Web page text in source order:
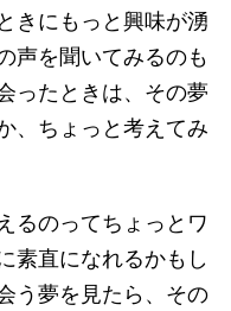
きにもっと興味が湧
声を聞いてみるのも
ったときは、その夢
、ちょっと考えてみ
るのってちょっとワ
素直になれるかもし
う夢を見たら、その